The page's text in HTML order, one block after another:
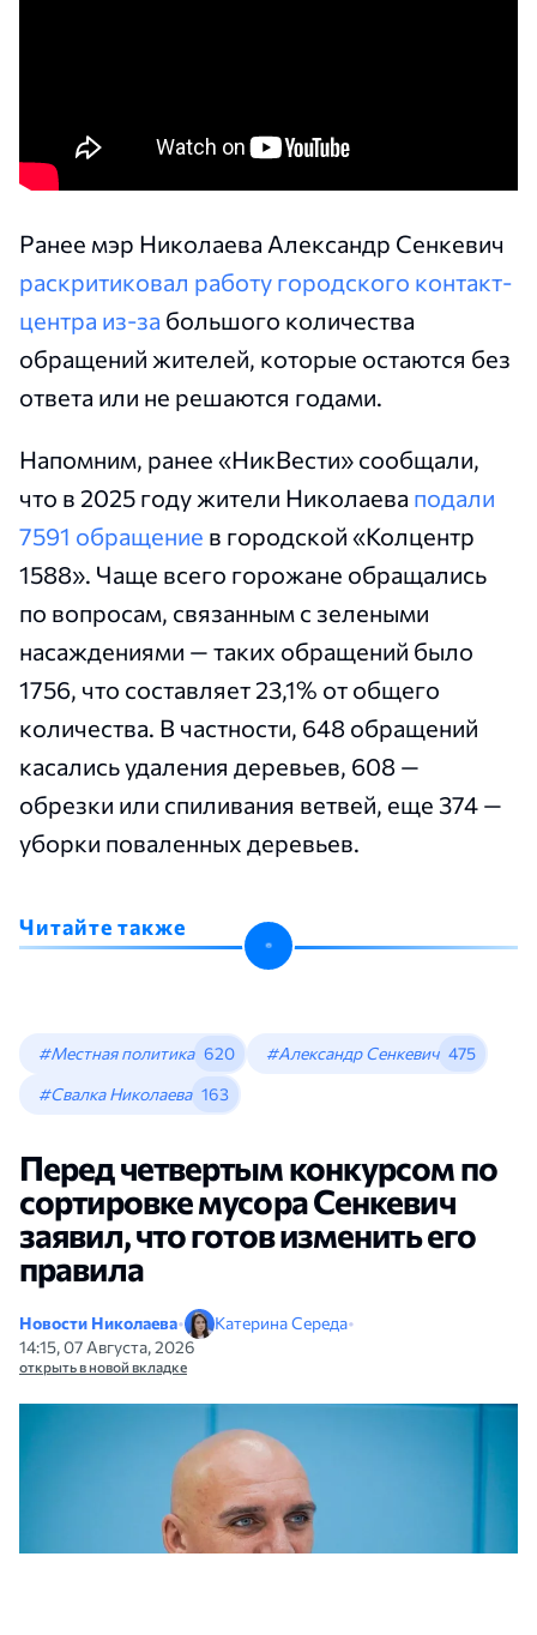
Ранее мэр Николаева Александр Сенкевич
раскритиковал работу городского контакт-
центра из-за большого количества
обращений жителей, которые остаются без
ответа или не решаются годами.
Напомним, ранее «НикВести» сообщали,
что в 2025 году жители Николаева подали
7591 обращение в городской «Колцентр
1588». Чаще всего горожане обращались
по вопросам, связанным с зелеными
насаждениями — таких обращений было
1756, что составляет 23,1% от общего
количества. В частности, 648 обращений
касались удаления деревьев, 608 —
обрезки или спиливания ветвей, еще 374 —
уборки поваленных деревьев.
Читайте также
#Местная политика 620 #Александр Сенкевич 475
#Свалка Николаева 163
Перед четвертым конкурсом по
сортировке мусора Сенкевич
заявил, что готов изменить его
правила
Новости Николаева• Катерина Середа•
14:15, 07 Августа, 2026
открыть в новой вкладке